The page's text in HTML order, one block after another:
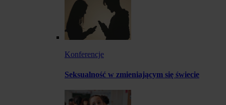
Konferencje
Seksualność w zmieniającym się świecie